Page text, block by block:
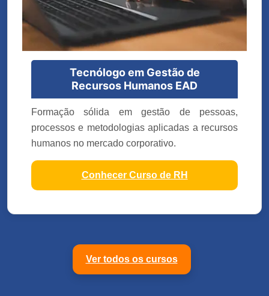
Tecnólogo em Gestão de
Recursos Humanos EAD
Formação sólida em gestão de pessoas,
processos e metodologias aplicadas a recursos
humanos no mercado corporativo.
Conhecer Curso de RH
Ver todos os cursos